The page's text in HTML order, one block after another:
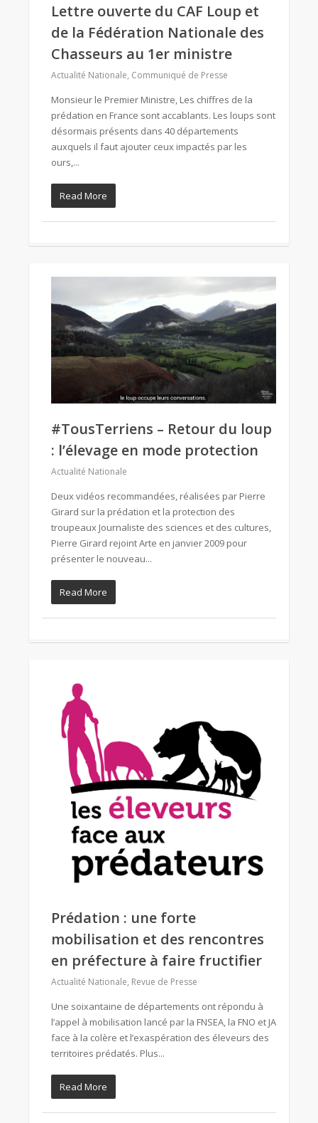
Lettre ouverte du CAF Loup et
de la Fédération Nationale des
Chasseurs au 1er ministre
Actualité Nationale, Communiqué de Presse
Monsieur le Premier Ministre, Les chiffres de la
prédation en France sont accablants. Les loups sont
désormais présents dans 40 départements
auxquels il faut ajouter ceux impactés par les
ours,...
Read More
#TousTerriens – Retour du loup
: l’élevage en mode protection
Actualité Nationale
Deux vidéos recommandées, réalisées par Pierre
Girard sur la prédation et la protection des
troupeaux Journaliste des sciences et des cultures,
Pierre Girard rejoint Arte en janvier 2009 pour
présenter le nouveau...
Read More
Prédation : une forte
mobilisation et des rencontres
en préfecture à faire fructifier
Actualité Nationale, Revue de Presse
Une soixantaine de départements ont répondu à
l’appel à mobilisation lancé par la FNSEA, la FNO et JA
face à la colère et l’exaspération des éleveurs des
territoires prédatés. Plus...
Read More